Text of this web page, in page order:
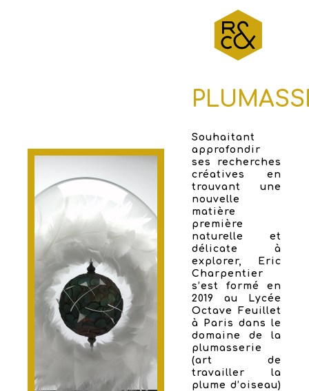
Souhaitant
approfondir
ses recherches
créatives en
trouvant une
nouvelle
matière
première
naturelle et
délicate à
explorer, Eric
Charpentier
s’est formé en
2019 au Lycée
Octave Feuillet
à Paris dans le
domaine de la
plumasserie
(art de
travailler la
plume d’oiseau)